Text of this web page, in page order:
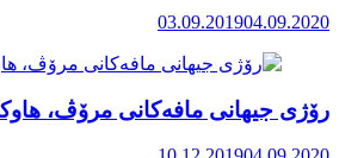
03.09.201904.09.2020
رۆژی جیهانی مافەکانی مرۆڤ،